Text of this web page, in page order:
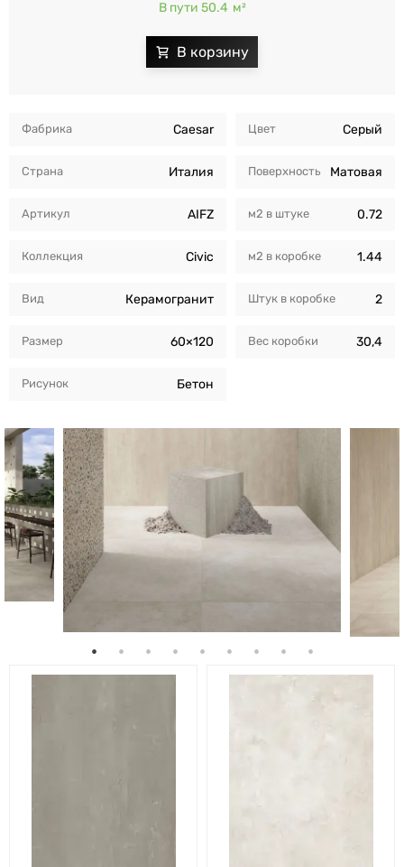
Фабрика Caesar
Страна Италия
Артикул AIFZ
Коллекция Civic
Вид Керамогранит
Размер 60×120
Рисунок Бетон
Цвет Серый
Поверхность Матовая
м2 в штуке 0.72
м2 в коробкe 1.44
Штук в коробкe 2
Вес коробки 30,4
В пути 50.4 м²